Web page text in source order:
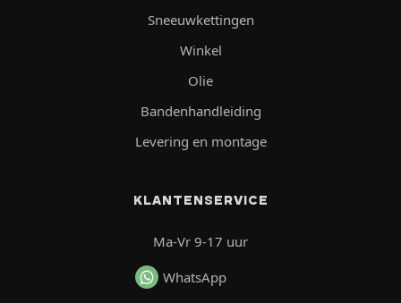
Sneeuwkettingen
Winkel
Olie
Bandenhandleiding
Levering en montage
KLANTENSERVICE
Ma-Vr 9-17 uur
WhatsApp